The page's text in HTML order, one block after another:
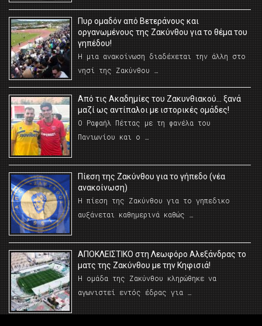
Πυρ ομαδόν από Βετεράνους και
οργανωμένους της Ζακύνθου για το θέμα του
γηπέδου!
Η μια ανακοίνωση διαδέχεται την άλλη στο
νησί της Ζακύνθου …
Από τις Ακαδημίες του Ζακυνθιακού… ξανά
μαζί ως αντίπαλοι με ιστορικές ομάδες!
Ο Ραφαήλ Πέττας με τη φανέλα του
Πανιωνίου και ο …
Πίεση της Ζακύνθου για το γήπεδο (νέα
ανακοίνωση)
Η πίεση της Ζακύνθου για το γηπεδικο
αυξάνεται καθημερινά καθώς …
AΠΟΚΛΕΙΣΤΙΚΟ στη Λεωφόρο Αλεξάνδρας το
ματς της Ζακύνθου με την Κηφισιά!
Η ομάδα της Ζακύνθου κληρώθηκε να
αγωνιστεί εντός έδρας για …